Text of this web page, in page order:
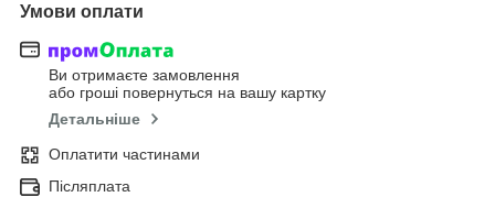
Умови оплати
Ви отримаєте замовлення
або гроші повернуться на вашу картку
Детальніше
Оплатити частинами
Післяплата